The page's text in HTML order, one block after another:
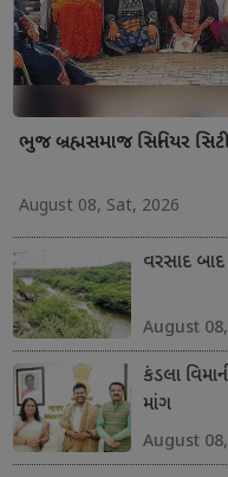
ભુજ બ્રહ્મસમાજ સિનિયર
August 08, Sat, 2026
વરસાદ
August
કંડલા
માંગ
August